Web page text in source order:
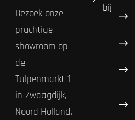
Bezoek onze
prachtige
showroom op
de
Tulpenmarkt 1
in Zwaagdijk,
Noord Holland.
bij